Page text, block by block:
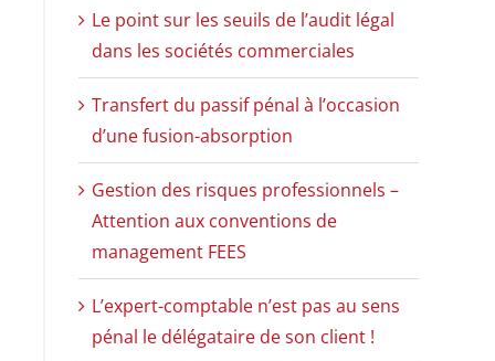
Le point sur les seuils de l’audit légal
dans les sociétés commerciales
Transfert du passif pénal à l’occasion
d’une fusion-absorption
Gestion des risques professionnels –
Attention aux conventions de
management FEES
L’expert-comptable n’est pas au sens
pénal le délégataire de son client !